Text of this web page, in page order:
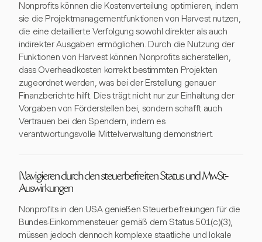
Nonprofits können die Kostenverteilung optimieren, indem
sie die Projektmanagementfunktionen von Harvest nutzen,
die eine detaillierte Verfolgung sowohl direkter als auch
indirekter Ausgaben ermöglichen. Durch die Nutzung der
Funktionen von Harvest können Nonprofits sicherstellen,
dass Overheadkosten korrekt bestimmten Projekten
zugeordnet werden, was bei der Erstellung genauer
Finanzberichte hilft. Dies trägt nicht nur zur Einhaltung der
Vorgaben von Förderstellen bei, sondern schafft auch
Vertrauen bei den Spendern, indem es
verantwortungsvolle Mittelverwaltung demonstriert.
Navigieren durch den steuerbefreiten Status und MwSt-
Auswirkungen
Nonprofits in den USA genießen Steuerbefreiungen für die
Bundes-Einkommensteuer gemäß dem Status 501(c)(3),
müssen jedoch dennoch komplexe staatliche und lokale